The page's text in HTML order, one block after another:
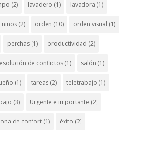
(2) lavadero (1) lavadora (1)
niños(2) orden (10) orden visual (1)
perchas(1) productividad (2)
de conflictos(1) salón (1)
(1) tareas(2) teletrabajo (1)
(3) Urgente e importante (2)
de confort(1) éxito (2)